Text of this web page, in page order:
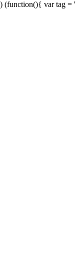
) (function(){ var tag = '